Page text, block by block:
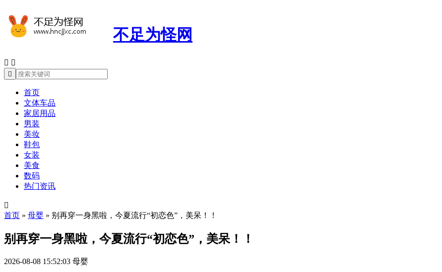
不足为怪网
 

首页
文体车品
家居用品
男装
美妆
鞋包
女装
美食
数码
热门资讯

首页 » 母婴 » 别再穿一身黑啦，今夏流行“初恋色”，美呆！！
别再穿一身黑啦，今夏流行“初恋色”，美呆！！
2026-08-08 15:52:03 母婴